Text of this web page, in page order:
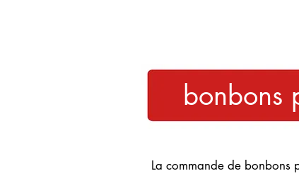
La commande de bonbons